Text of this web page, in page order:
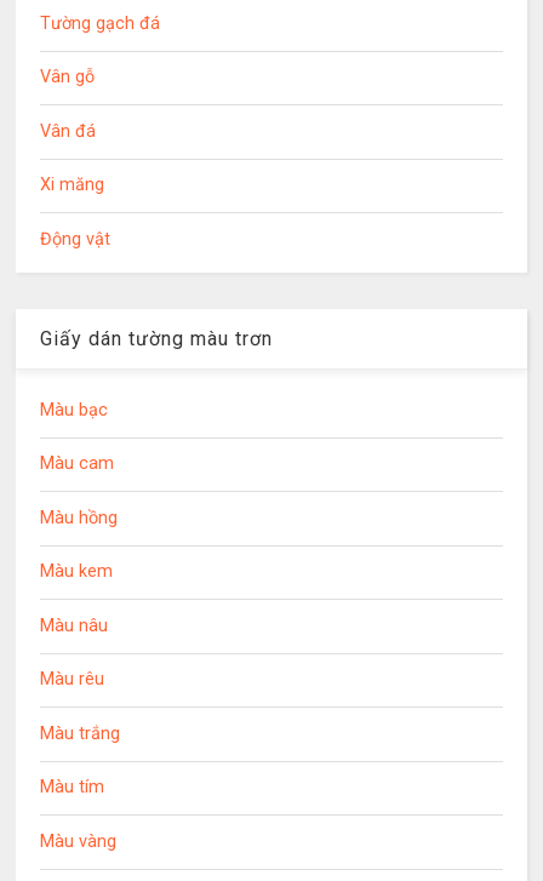
Tường gạch đá
Vân gỗ
Vân đá
Xi măng
Động vật
Giấy dán tường màu trơn
Màu bạc
Màu cam
Màu hồng
Màu kem
Màu nâu
Màu rêu
Màu trắng
Màu tím
Màu vàng